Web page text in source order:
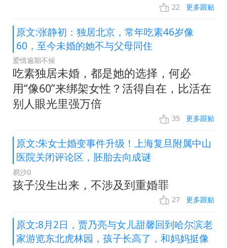
22 更多跟贴
原文:张静初：独居北京，常年吃素46岁像
60，至今未婚的她不与父母同住
爱情逾期不候
吃素独居未婚，都是她的选择，何必
用“像60”来绑架女性？活得自在，比活在
别人眼光里强万倍
35 更多跟贴
原文:朱女士婚变事件升级！上海复旦附属中山
医院关闭评论区，胚胎去向成谜
易沙0
孩子没生出来，不涉及到重婚罪
27 更多跟贴
原文:8月2日，贾乃亮与女儿甜馨回到哈尔滨老
家游览东北虎林园，孩子长高了，和妈妈挺像